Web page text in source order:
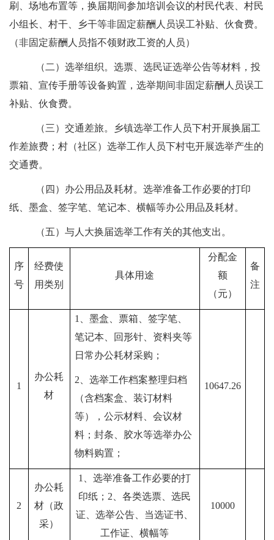
刷、场地布置等，换届期间参加培训会议的村民代表、村民
小组长、村干、乡干等非固定薪酬人员误工补贴、伙食费。
（非固定薪酬人员指不领财政工资的人员）
（二）选举组织。 选票、选民证选举公告等材料，投
票箱
宣传手册等设备购置 ， 选举期间非固定薪酬人员误工
补贴、伙食费。
（三）交通差旅。 乡镇选举工作人员下村开展换届工
作差旅费；村（社区）选举工作人员下村屯开展选举产生的
交通费。
（四）办公用品及耗材。 选举准备工作必要的打印
纸、墨盒、 签字笔、笔记本、横幅等办公用品及耗材。
（五）与人大换届选举工作有关的其他支出。
序
号
经费使
用类别
具体用途
分配金
额
（元）
备
注
1
办公耗
材
1、墨盒、票箱、签字笔、
笔记本、回形针、资料夹等
日常办公耗材采购；
2、选举工作档案整理归档
（含档案盒、装订材料
等），公示材料、会议材
料；封条、胶水等选举办公
物料购置；
10647.26
2
办公耗
材（政
采）
1、选举准备工作必要的打
印纸 ； 2、各类选票、选民
证、选举公告、当选证书、
工作证 、横幅等
10000